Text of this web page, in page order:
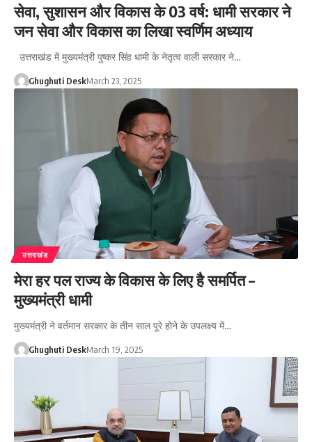
सेवा, सुशासन और विकास के 03 वर्ष: धामी सरकार ने
जन सेवा और विकास का लिखा स्वर्णिम अध्याय
उत्तराखंड में मुख्यमंत्री पुष्कर सिंह धामी के नेतृत्व वाली सरकार ने…
Ghughuti DeskMarch 23, 2025
उत्तराखंड
मेरा हर पल राज्य के विकास के लिए है समर्पित –
मुख्यमंत्री धामी
मुख्यमंत्री ने वर्तमान सरकार के तीन साल पूरे होने के उपलक्ष्य में…
Ghughuti DeskMarch 19, 2025